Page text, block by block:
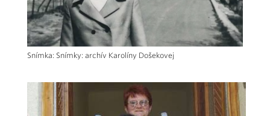
Snímka: Snímky: archív Karolíny Došekovej